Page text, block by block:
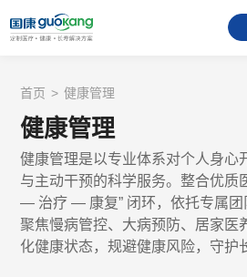
面向会员
面向企业
服务支持
首页 > 健康管理
健康管理
健康管理是以专业体系对个人身心
与主动干预的科学服务。整合优质
— 治疗 — 康复” 闭环，依托专属团
聚焦慢病管控、大病预防、居家医
化健康状态，规避健康风险，守护